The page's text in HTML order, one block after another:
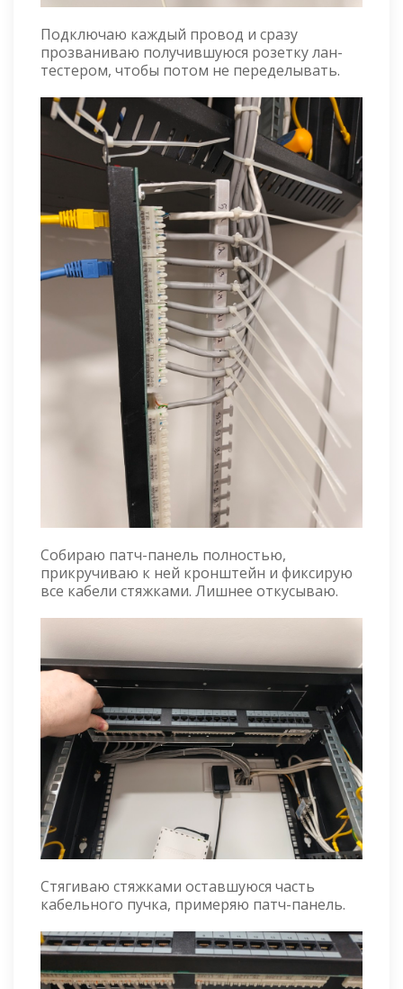
Подключаю каждый провод и сразу
прозваниваю получившуюся розетку лан-
тестером, чтобы потом не переделывать.
Собираю патч-панель полностью,
прикручиваю к ней кронштейн и фиксирую
все кабели стяжками. Лишнее откусываю.
Стягиваю стяжками оставшуюся часть
кабельного пучка, примеряю патч-панель.